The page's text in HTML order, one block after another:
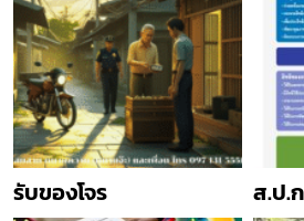
รับของโจร ส.ป.